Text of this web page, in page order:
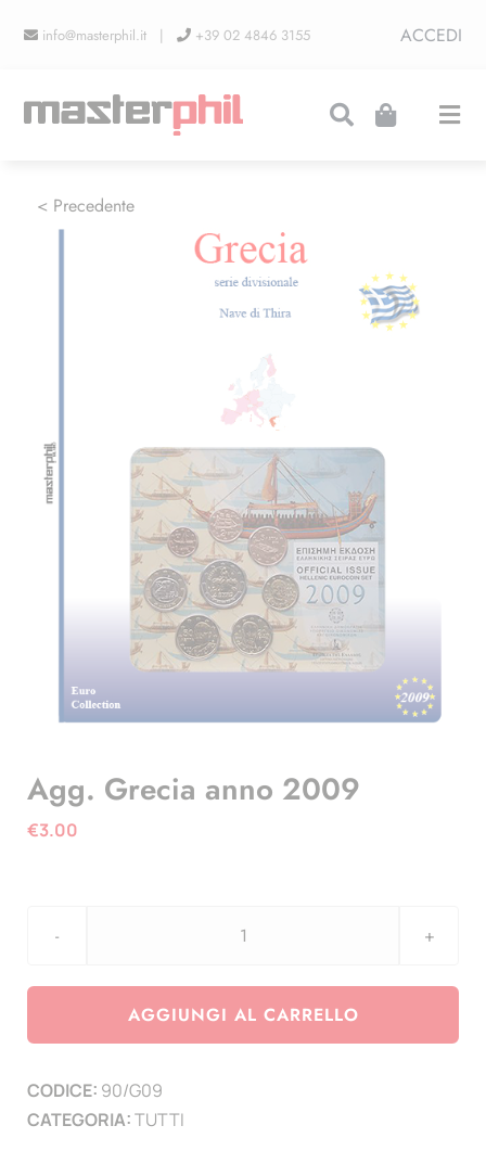
info@masterphil.it | +39 02 4846 3155 ACCEDI
LINEA COLLEZIONISMO
CONTATTI
< Precedente
Agg. Grecia anno 2009
€3.00
Agg.
anno
AGGIUNGI AL CARRELLO
CODICE: 90/G09
CATEGORIA:TUTTI